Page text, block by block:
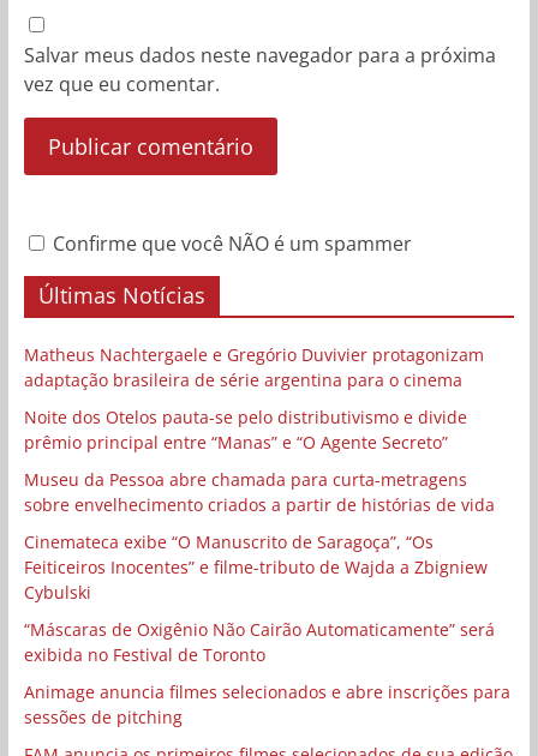
Salvar meus dados neste navegador para a próxima
vez que eu comentar.
Confirme que você NÃO é um spammer
Últimas Notícias
Matheus Nachtergaele e Gregório Duvivier protagonizam
adaptação brasileira de série argentina para o cinema
Noite dos Otelos pauta-se pelo distributivismo e divide
prêmio principal entre “Manas” e “O Agente Secreto”
Museu da Pessoa abre chamada para curta-metragens
sobre envelhecimento criados a partir de histórias de vida
Cinemateca exibe “O Manuscrito de Saragoça”, “Os
Feiticeiros Inocentes” e filme-tributo de Wajda a Zbigniew
Cybulski
“Máscaras de Oxigênio Não Cairão Automaticamente” será
exibida no Festival de Toronto
Animage anuncia filmes selecionados e abre inscrições para
sessões de pitching